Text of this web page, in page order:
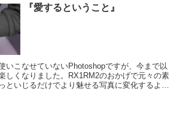
『愛するということ』
いこなせていないPhotoshopですが、今まで以
しくなりました。RX1RM2のおかげで元々の素
といじるだけでより魅せる写真に変化するよう